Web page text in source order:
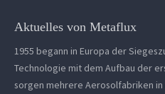
Aktuelles von Metaflux
1955 begann in Europa der
Technologie mit dem Aufbau der
sorgen mehrere Aerosolfabriken